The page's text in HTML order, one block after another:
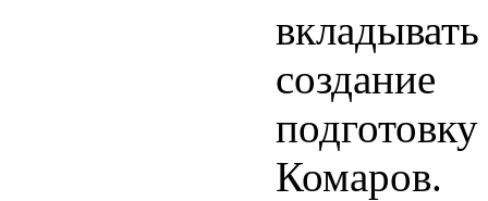
создание
Комаров.